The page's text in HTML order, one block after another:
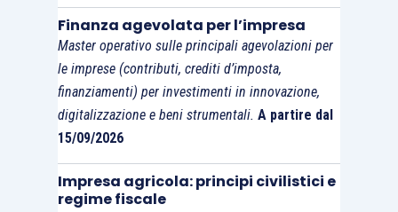
articolo 47, comma 7, Tuir (Utili da
partecipazione): ‘Le somme o il valore
normale dei beni ricevuti dai soci in caso
di recesso … costituiscono utile per la
parte che eccede il prezzo pagato per
l’acquisto o la sottoscrizione delle azioni
o quote annullate’
articolo 6 Tuir(Classificazione dei
Finanza agevolata per l’impresa
Master operativo sulle principali agevolazioni per
le imprese (contributi, crediti d’imposta,
finanziamenti) per investimenti in innovazione,
digitalizzazione e beni strumentali. A partire dal
15/09/2026
Impresa agricola: principi civilistici e
regime fiscale